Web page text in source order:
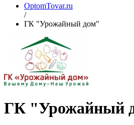
OptomTovar.ru
/
ГК "Урожайный дом"
ГК "Урожайный